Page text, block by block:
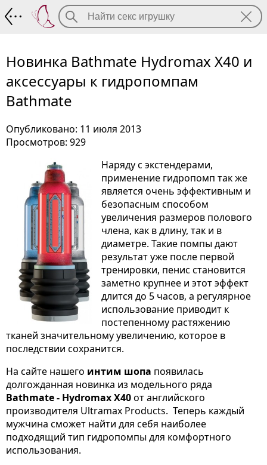
Новинка Bathmate Hydromax X40 и
аксессуары к гидропомпам
Bathmate
Опубликовано: 11 июля 2013
Просмотров: 929
Наряду с экстендерами,
применение гидропомп так же
является очень эффективным и
безопасным способом
увеличения размеров полового
члена, как в длину, так и в
диаметре. Такие помпы дают
результат уже после первой
тренировки, пенис становится
заметно крупнее и этот эффект
длится до 5 часов, а регулярное
использование приводит к
постепенному растяжению
тканей значительному увеличению, которое в
последствии сохранится.
На сайте нашего интим шопа появилась
долгожданная новинка из модельного ряда
Bathmate - Hydromax X40от английского
производителя Ultramax Products. Теперь каждый
мужчина сможет найти для себя наиболее
подходящий тип гидропомпы для комфортного
использования.
Новинка Bathmate Hydromax X40 и